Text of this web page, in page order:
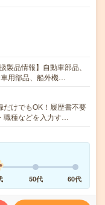
製品情報】自動車部品、
用部品、船外機…
けでもOK！履歴書不要
職種などを入力す…
50代 60代